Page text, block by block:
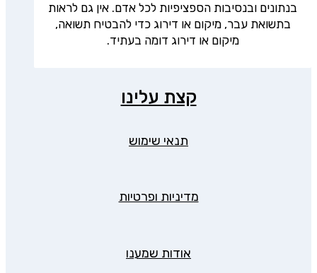
בנתונים ובנסיבות הספציפיות לכל אדם. אין גם לראות
בתשואת עבר, מיקום או דירוג כדי להבטיח תשואה,
מיקום או דירוג דומה בעתיד.
קצת עלינו
תנאי שימוש
מדיניות ופרטיות
אודות שמענו